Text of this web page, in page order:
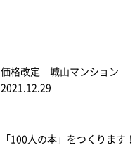
価格改定 城山マンション
2021.12.29
「100人の本」をつくります